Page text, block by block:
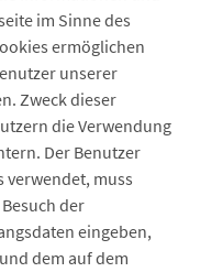
im Sinne des
ermöglichen
unserer
Zweck dieser
die Verwendung
Der Benutzer
verwendet, muss
der
eingeben,
dem auf dem